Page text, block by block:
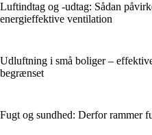
Luftindtag og -udtag: Sådan
energieffektive ventilation
Udluftning i små boliger –
begrænset
Fugt og sundhed: Derfor rammer